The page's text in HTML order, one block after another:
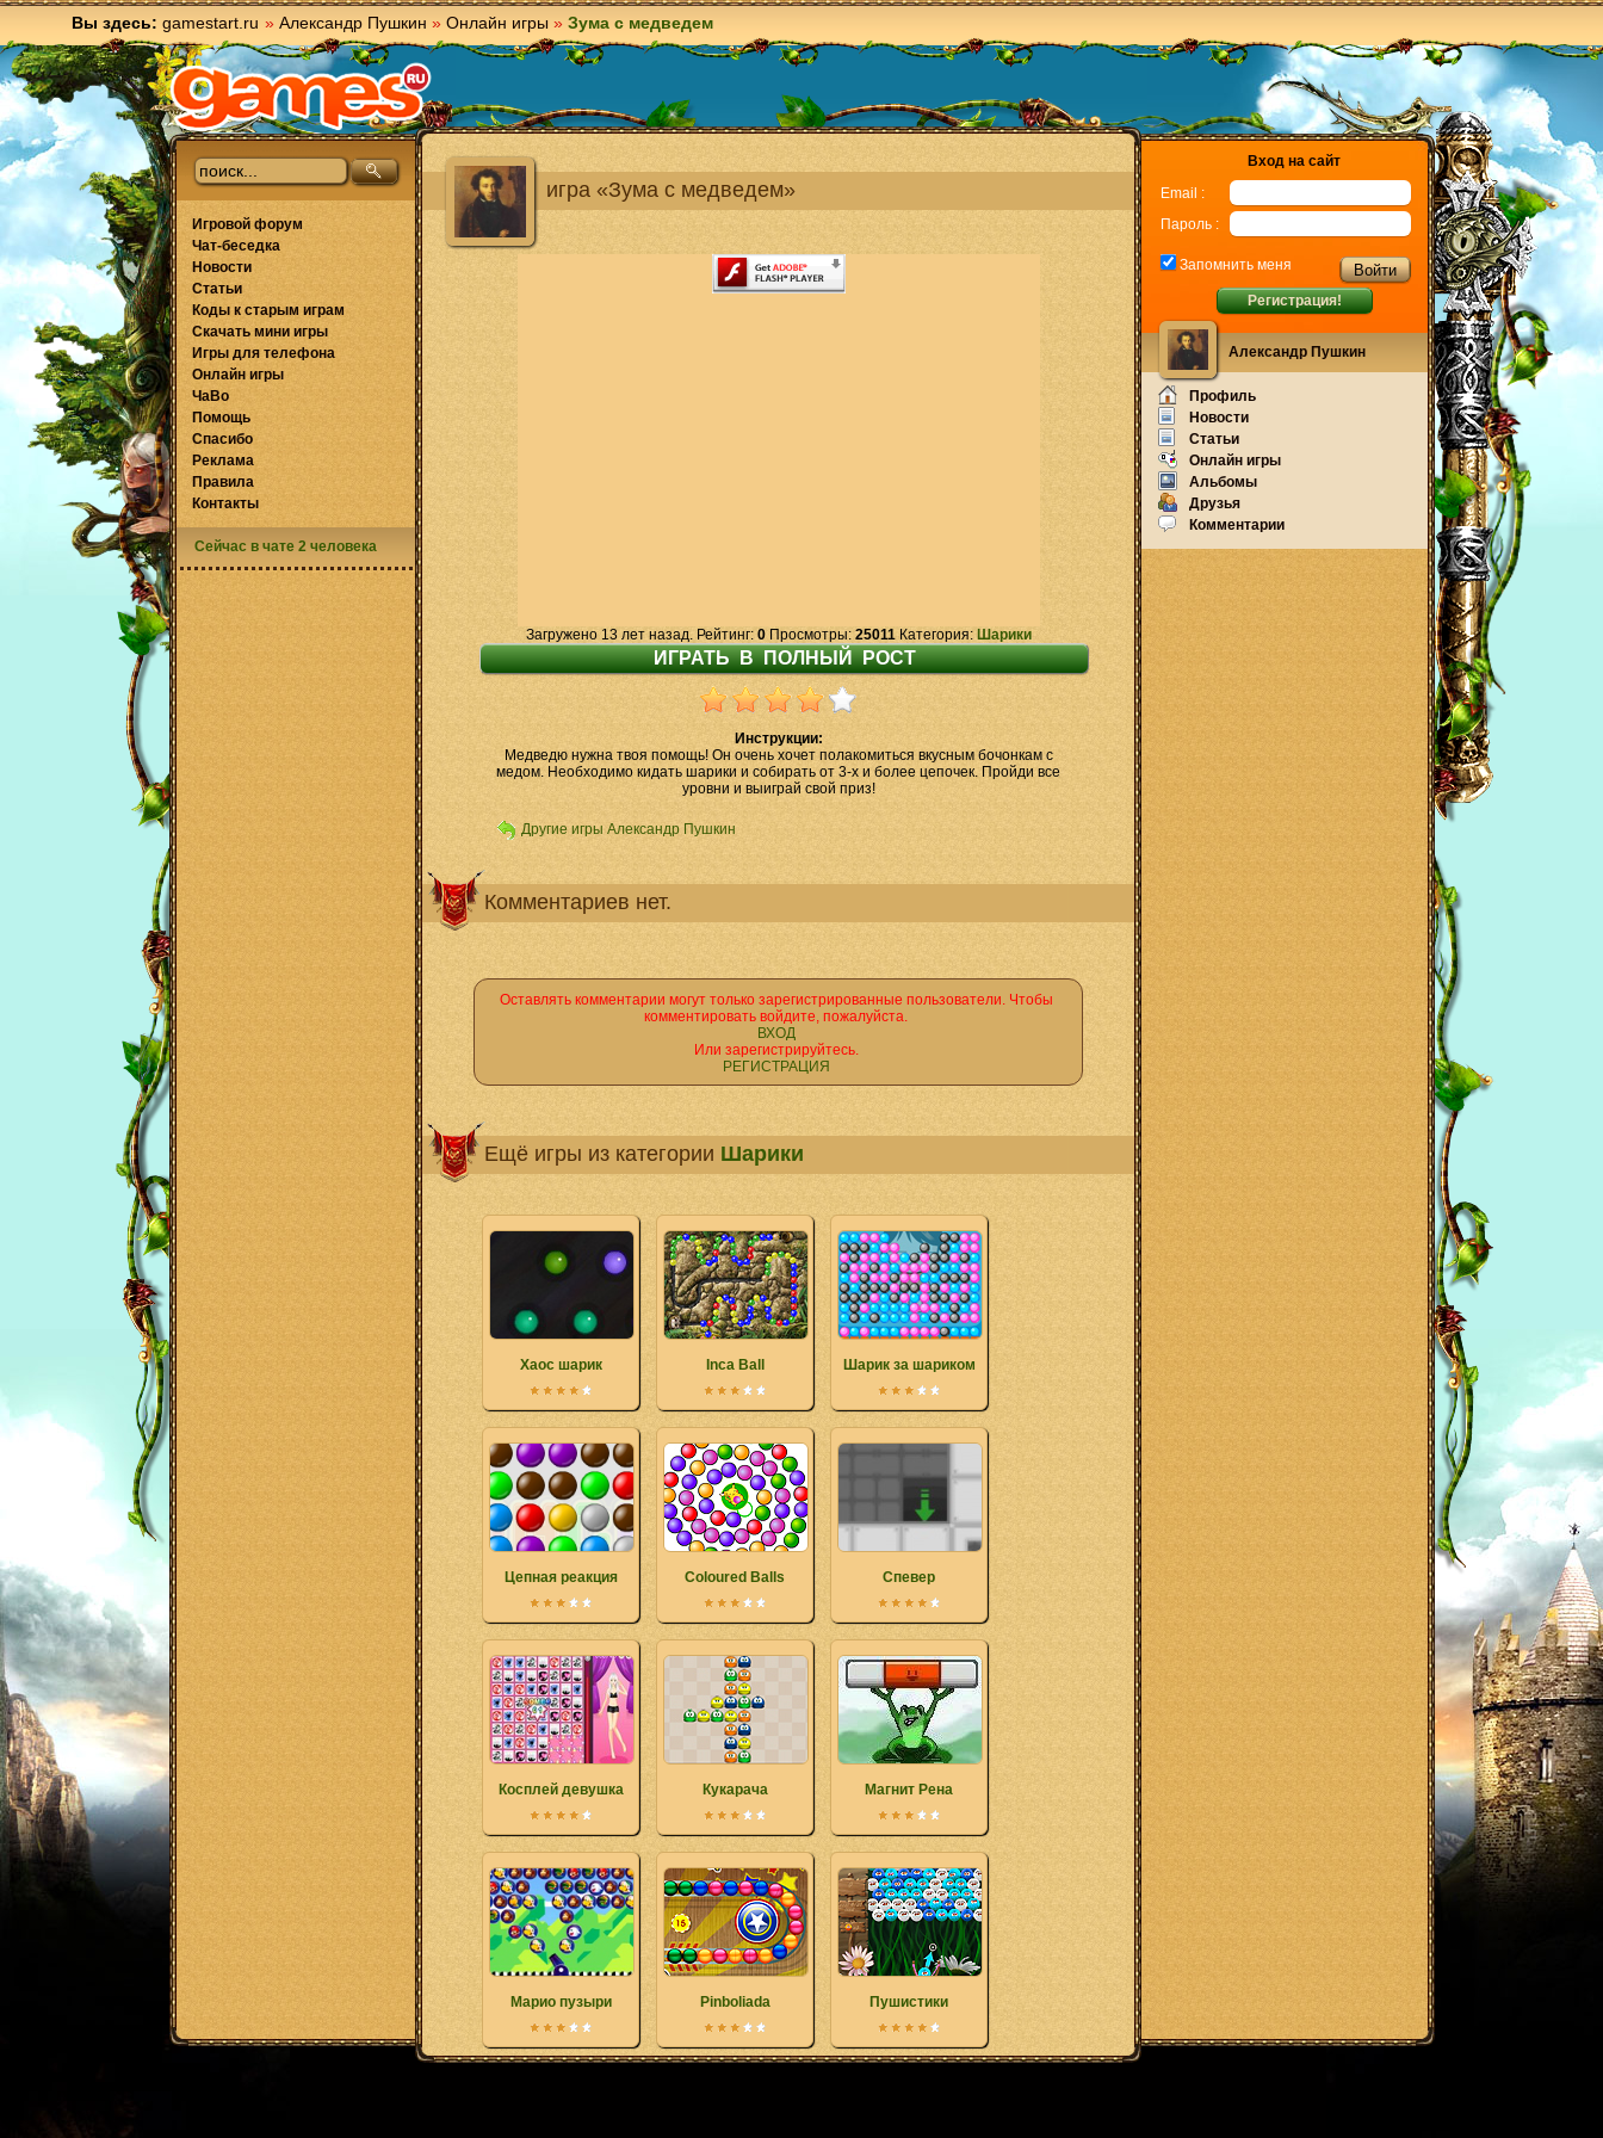
Вы здесь: gamestart.ru » Александр Пушкин » Онлайн игры » Зума с медведем
игра «Зума с медведем»
Загружено 13 лет назад. Рейтинг: 0Просмотры: 25011Категория: Шарики
Инструкции:
Медведю нужна твоя помощь! Он очень хочет полакомиться вкусным бочонкам с
медом. Необходимо кидать шарики и собирать от 3-х и более цепочек. Пройди все
уровни и выиграй свой приз!
Другие игры Александр Пушкин
Комментариев нет.
Оставлять комментарии могут только зарегистрированные пользователи. Чтобы
комментировать войдите, пожалуйста.
ВХОД
Или зарегистрируйтесь.
РЕГИСТРАЦИЯ
Ещё игры из категории Шарики
Хаос шарик Inca Ball Шарик за шариком
Цепная реакция Coloured Balls Спевер
Косплей девушка Кукарача Магнит Рена
Марио пузыри Pinboliada Пушистики
Игровой форум
Чат-беседка
Новости
Статьи
Коды к старым играм
Скачать мини игры
Игры для телефона
Онлайн игры
ЧаВо
Помощь
Спасибо
Реклама
Правила
Контакты
Сейчас в чате 2 человека
Вход на сайт
Email :
Пароль :
Запомнить меня
Регистрация!
Александр Пушкин
Профиль
Новости
Статьи
Онлайн игры
Альбомы
Друзья
Комментарии